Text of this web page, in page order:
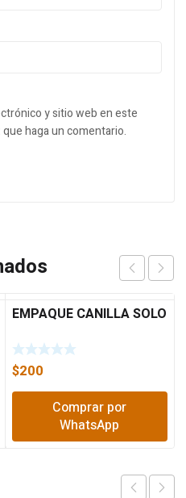
y sitio web en este
haga un comentario.
EMPAQUE CANILLA SOLO
$200
Comprar por
WhatsApp